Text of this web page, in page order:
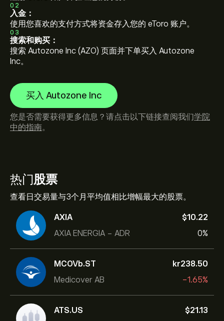
热门股票
查看日交易量与3个月平均值相比增幅最大的股票。
AXIA
AXIA ENERGIA - ADR
‎$‎10.22
0%
MCOVb.ST
Medicover AB
‎kr‎238.50
-1.65%
ATS.US
‎$‎21.13
02
入金：
使用您喜欢的支付方式将资金存入您的 eToro 账户。
03
搜索和购买：
搜索 Autozone Inc (AZO) 页面并下单买入 Autozone
Inc。
买入 Autozone Inc
您是否需要获得更多信息？请点击以下链接查阅我们学院
中的指南。